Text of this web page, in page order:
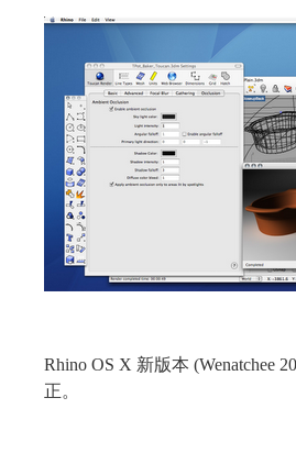
Rhino OS X 新版本 (Wenatchee
正。